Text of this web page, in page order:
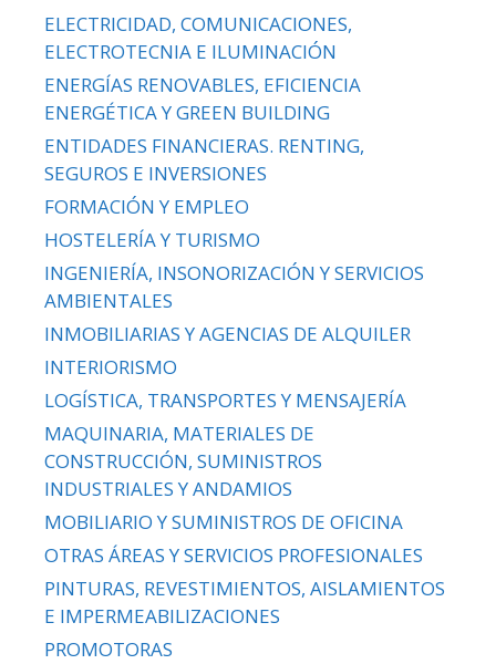
ELECTRICIDAD, COMUNICACIONES,
ELECTROTECNIA E ILUMINACIÓN
ENERGÍAS RENOVABLES, EFICIENCIA
ENERGÉTICA Y GREEN BUILDING
ENTIDADES FINANCIERAS. RENTING,
SEGUROS E INVERSIONES
FORMACIÓN Y EMPLEO
HOSTELERÍA Y TURISMO
INGENIERÍA, INSONORIZACIÓN Y SERVICIOS
AMBIENTALES
INMOBILIARIAS Y AGENCIAS DE ALQUILER
INTERIORISMO
LOGÍSTICA, TRANSPORTES Y MENSAJERÍA
MAQUINARIA, MATERIALES DE
CONSTRUCCIÓN, SUMINISTROS
INDUSTRIALES Y ANDAMIOS
MOBILIARIO Y SUMINISTROS DE OFICINA
OTRAS ÁREAS Y SERVICIOS PROFESIONALES
PINTURAS, REVESTIMIENTOS, AISLAMIENTOS
E IMPERMEABILIZACIONES
PROMOTORAS